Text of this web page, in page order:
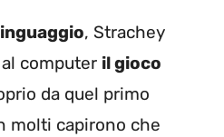
, Strachey
computer il gioco
da quel primo
molti capirono che